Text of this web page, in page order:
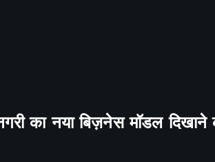
का नया बिज़नेस मॉडल दिखाने